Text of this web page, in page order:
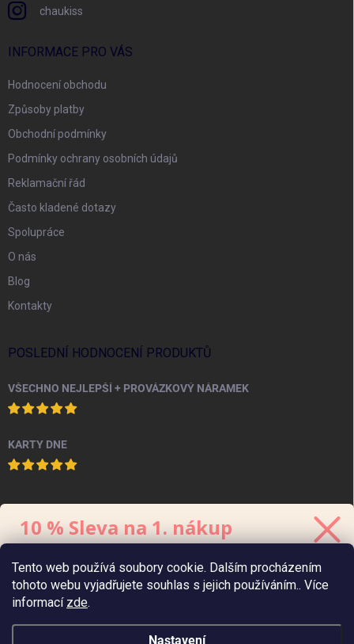
Tento web používá soubory cookie. Dalším procházením
tohoto webu vyjadřujete souhlas s jejich používáním.. Více
informací zde.
Nastavení
chaukiss
INFORMACE PRO VÁS
Hodnocení obchodu
Způsoby platby
Obchodní podmínky
Podmínky ochrany osobních údajů
Reklamační řád
Často kladené dotazy
Spolupráce
O nás
Blog
Kontakty
POSLEDNÍ HODNOCENÍ PRODUKTŮ
VŠECHNO NEJLEPŠÍ + PROVÁZKOVÝ NÁRAMEK
KARTY DNE
PINTEREST
10 % Sleva na 1. nákup
Kód platí 48 hodin, minimální hodnotaobjednávkyje 700 Kč.